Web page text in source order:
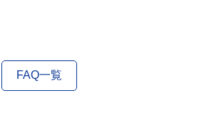
FAQ一覧